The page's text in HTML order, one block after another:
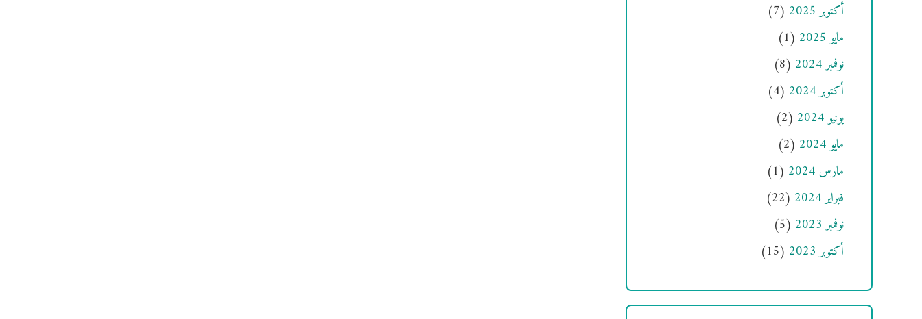
أكتوبر 2025
(7)
مايو 2025
(1)
نوفمبر 2024
(8)
أكتوبر 2024
(4)
يونيو 2024
(2)
مايو 2024
(2)
مارس 2024
(1)
فبراير 2024
(22)
نوفمبر 2023
(5)
أكتوبر 2023
(15)